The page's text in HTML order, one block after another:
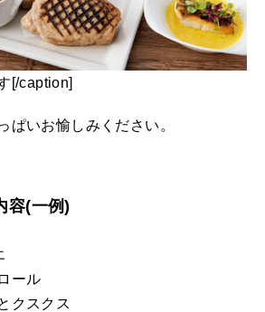
[/caption]
ぱいお愉しみください。
容(一例)
ール
クスクス